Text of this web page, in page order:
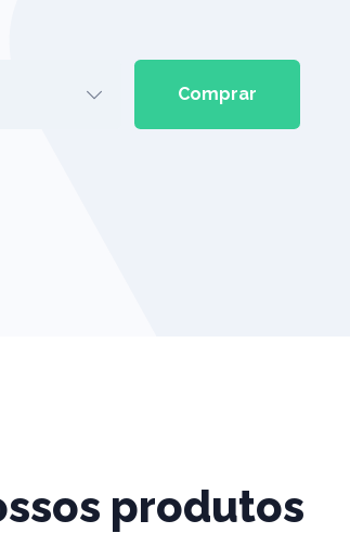
Comprar
produtos